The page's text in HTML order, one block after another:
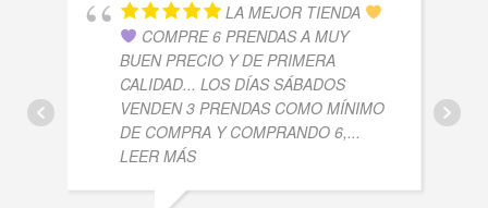
LA MEJOR TIENDA
COMPRE 6 PRENDAS A MUY
BUEN PRECIO Y DE PRIMERA
CALIDAD... LOS DÍAS SÁBADOS
VENDEN 3 PRENDAS COMO MÍNIMO
DE COMPRA Y COMPRANDO 6,...
LEER MÁS